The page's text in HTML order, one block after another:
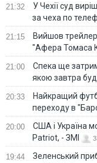
21:32
У Чехії суд
за чеха по
21:15
Вийшов трейлер
"Афера Томаса
21:00
Спека ще
якою завтра
20:33
Найкращий
переходу в
20:00
США і Україна
Patriot, - ЗМІ
19:44 Зеленський